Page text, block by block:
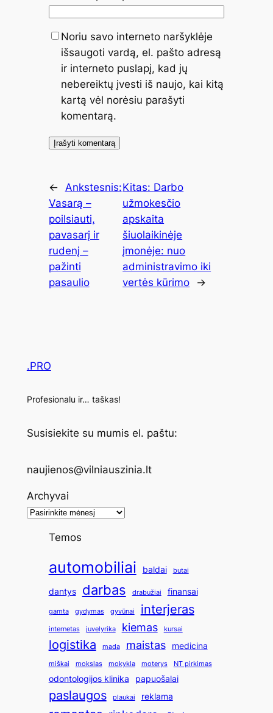
Noriu savo interneto naršyklėje
išsaugoti vardą, el. pašto adresą
ir interneto puslapį, kad jų
nebereiktų įvesti iš naujo, kai kitą
kartą vėl norėsiu parašyti
komentarą.
←
Ankstesnis:
Vasarą –
poilsiauti,
pavasarį ir
rudenį –
pažinti
pasaulio
Kitas: Darbo
užmokesčio
apskaita
šiuolaikinėje
įmonėje: nuo
administravimo iki
vertės kūrimo
→
.PRO
Profesionalu ir… taškas!
Susisiekite su mumis el. paštu:
naujienos@vilniauszinia.lt
Archyvai
Temos
automobiliai baldai butai
dantys darbas drabužiai finansai
gamta gydymas gyvūnai interjeras
internetas juvelyrika kiemas kursai
logistika mada maistas medicina
miškai mokslas mokykla moterys NT pirkimas
odontologijos klinika papuošalai
paslaugos plaukai reklama